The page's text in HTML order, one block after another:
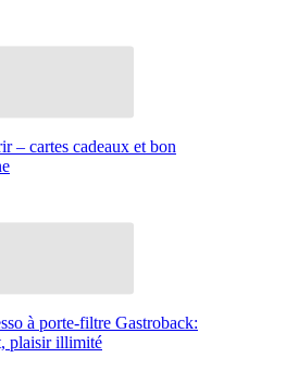
– cartes cadeaux et bon
à porte-filtre Gastroback:
plaisir illimité